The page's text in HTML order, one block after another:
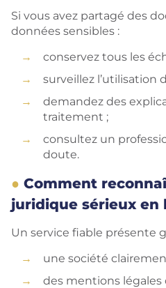
Si vous avez partagé des
données sensibles :
conservez tous les
surveillez l’utilisation
demandez des
traitement ;
consultez un
doute.
Comment
juridique sérieux en
Un service fiable présente
une société
des mentions légales